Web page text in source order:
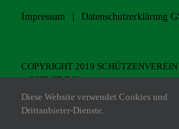
Impressum Datenschutzerklärung
COPYRIGHT 2019
– OSTWIE E.V.
Diese Website verwendet Cookies und
Drittanbieter-Dienste.